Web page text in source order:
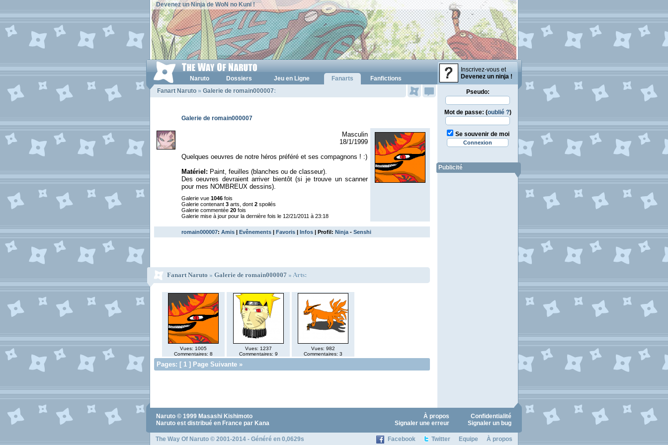
Devenez un Ninja de WoN no Kuni !
Inscrivez-vous et
Devenez un ninja !
Naruto Dossiers Jeu en Ligne Fanarts
Fanfictions
Fanart Naruto » Galerie de romain000007:
Galerie de romain000007
Masculin
18/1/1999
Quelques oeuvres de notre héros préféré et ses compagnons ! :)
Matériel: Paint, feuilles (blanches ou de classeur).
Des oeuvres devraient arriver bientôt (si je trouve un scanner
pour mes NOMBREUX dessins).
Galerie vue 1046 fois
Galerie contenant 3 arts, dont 2 spoilés
Galerie commentée 20 fois
Galerie mise à jour pour la dernière fois le 12/21/2011 à 23:18
romain000007: Amis | Evênements | Favoris | Infos | Profil: Ninja - Senshi
Fanart Naruto » Galerie de romain000007 » Arts:
Vues: 1005
Commentaires: 8
Vues: 1237
Commentaires: 9
Vues: 982
Commentaires: 3
Pages: [ 1 ] Page Suivante »
Pseudo:
Mot de passe: (oublié ?)
Se souvenir de moi
Publicité
Naruto © 1999 Masashi Kishimoto
Naruto est distribué en France par Kana
Confidentialité
À propos
Signaler un bug
Signaler une erreur
Facebook Twitter Equipe À propos
The Way Of Naruto © 2001-2014 - Généré en 0,0629s